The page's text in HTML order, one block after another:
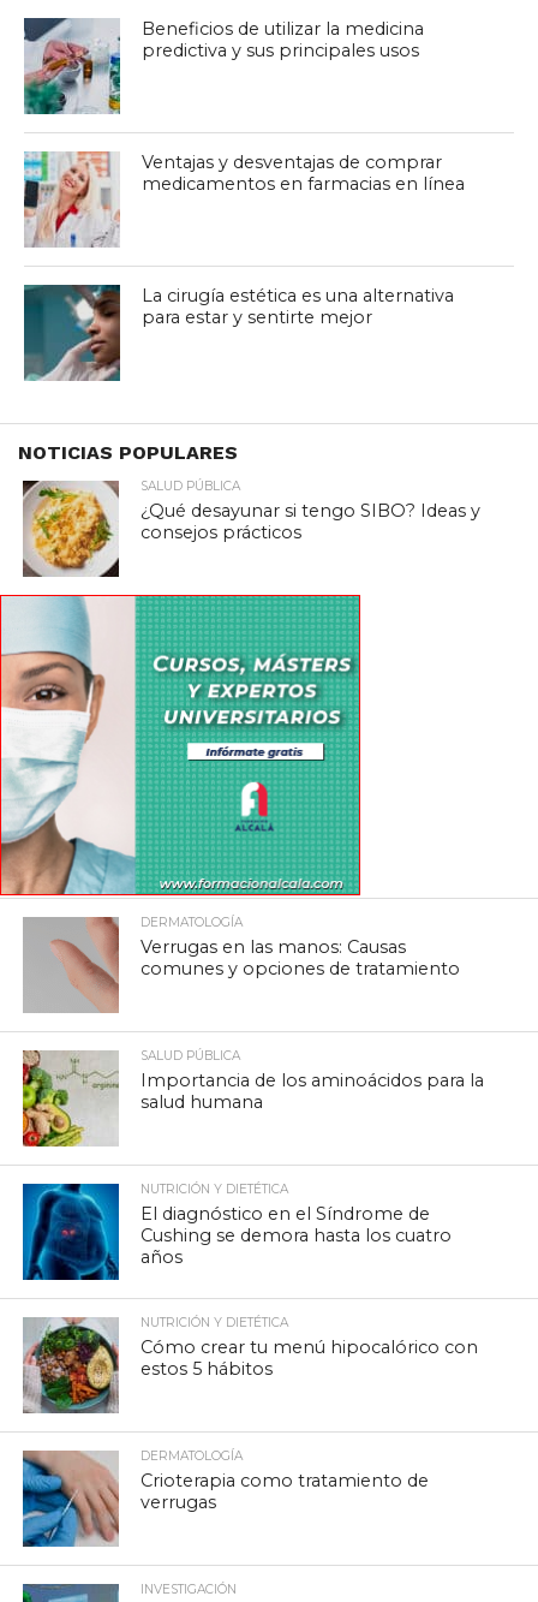
Beneficios de utilizar la medicina
predictiva y sus principales usos
Ventajas y desventajas de comprar
medicamentos en farmacias en línea
La cirugía estética es una alternativa
para estar y sentirte mejor
NOTICIAS POPULARES
SALUD PÚBLICA
¿Qué desayunar si tengo SIBO? Ideas y
consejos prácticos
DERMATOLOGÍA
Verrugas en las manos: Causas
comunes y opciones de tratamiento
SALUD PÚBLICA
Importancia de los aminoácidos para la
salud humana
NUTRICIÓN Y DIETÉTICA
El diagnóstico en el Síndrome de
Cushing se demora hasta los cuatro
años
NUTRICIÓN Y DIETÉTICA
Cómo crear tu menú hipocalórico con
estos 5 hábitos
DERMATOLOGÍA
Crioterapia como tratamiento de
verrugas
INVESTIGACIÓN